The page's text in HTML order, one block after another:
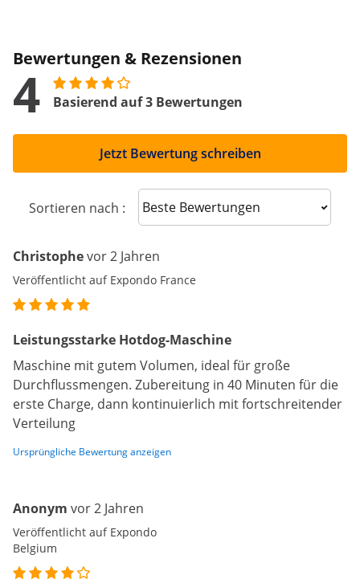
Bewertungen & Rezensionen
4 Basierend auf 3 Bewertungen
Jetzt Bewertung schreiben
Sortieren nach : Sort reviews
Christophevor 2 Jahren
Veröffentlicht auf Expondo France
Leistungsstarke Hotdog-Maschine
Maschine mit gutem Volumen, ideal für große
Durchflussmengen. Zubereitung in 40 Minuten für die
erste Charge, dann kontinuierlich mit fortschreitender
Verteilung
Ursprüngliche Bewertung anzeigen
Anonym vor 2 Jahren
Veröffentlicht auf Expondo
Belgium